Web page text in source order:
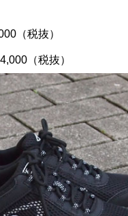
（税抜）
（税抜）